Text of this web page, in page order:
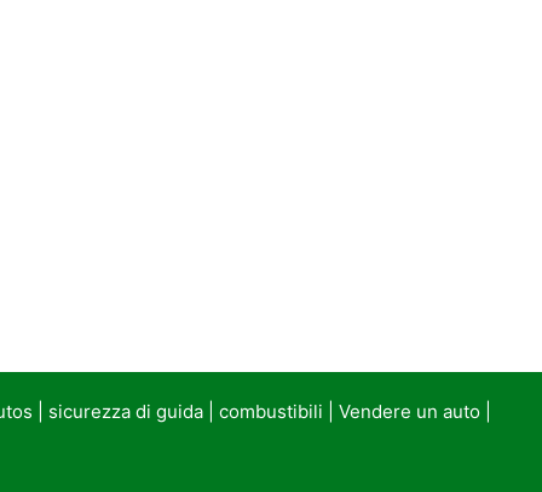
sicurezza di guida| combustibili Vendere un auto|